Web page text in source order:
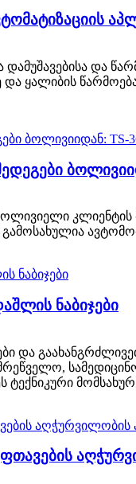
დამუშავებისა და
ყალიბის
კლიენტის
ნაბიჯები
და